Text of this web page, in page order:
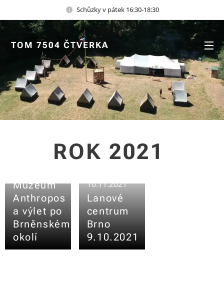
Schůzky v pátek 16:30-18:30
TOM 7504 ČTVERKA
ROK 2021
Muzeum
Anthropos
a výlet po
Brněnském
okolí
10.11.2021
Lanové
centrum
Brno
9.10.2021